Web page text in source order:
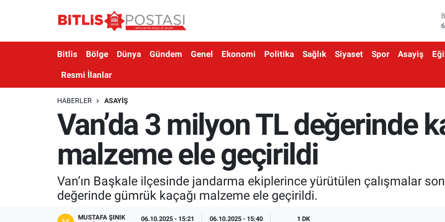
Bitlis Bölge Dünya Gündem Genel Ekonomi Politika Sağlık Siyaset Spor Asayiş
Resmi İlanlar
HABERLER ASAYIŞ
Van’da 3 milyon TL değerinde
malzeme ele geçirildi
Van’ın Başkale ilçesinde jandarma ekiplerince yürütülen çalışmalar
değerinde gümrük kaçağı malzeme ele geçirildi.
MUSTAFA ŞINIK 06.10.2025 - 15:21 06.10.2025 - 15:40 1 DK
Bölge
Ekonomi
Bitlis Trafik Yoğunluk Haritası
Süper Lig Puan Durumu ve Fikstür
Son Dakika Haberleri
Haber Arşivi